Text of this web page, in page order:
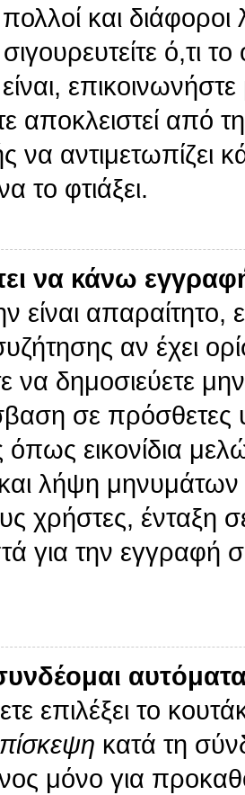
και
ό,τι
επικοινωνήστε
αποκλειστεί από
να αντιμετωπίζει
το φτιάξει.
να κάνω
είναι απαραίτητο,
αν έχει
να δημοσιεύετε
σε πρόσθετες
όπως εικονίδια
λήψη μηνυμάτων
χρήστες, ένταξη
για την
επιλέξει το
κατά τη
μόνο για